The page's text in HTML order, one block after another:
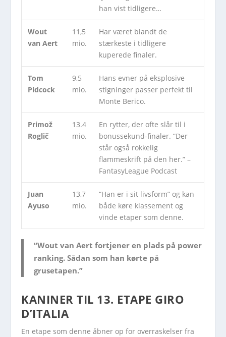
han vist tidligere…
Wout
van Aert
11,5
mio.
Har været blandt de
stærkeste i tidligere
kuperede finaler.
Tom
Pidcock
9,5
mio.
Hans evner på eksplosive
stigninger passer perfekt til
Monte Berico.
Primož
Roglič
13.4
mio.
En rytter, der ofte slår til i
bonussekund-finaler. “Der
står også rokkelig
flammeskrift på den her.” –
FantasyLeague Podcast
Juan
Ayuso
13,7
mio.
“Han er i sit livsform” og kan
både køre klassement og
vinde etaper som denne.
“Wout van Aert fortjener en plads på power
ranking. Sådan som han kørte på
grusetapen.”
KANINER TIL 13. ETAPE GIRO
D’ITALIA
En etape som denne åbner op for overraskelser fra